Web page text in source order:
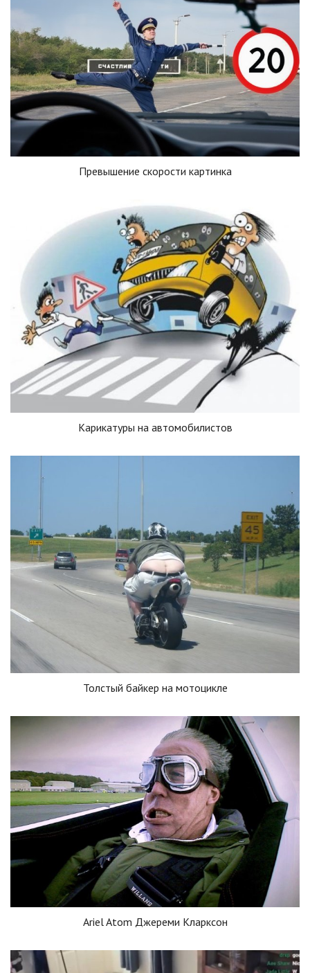
Превышение скорости картинка
Карикатуры на автомобилистов
Толстый байкер на мотоцикле
Ariel Atom Джереми Кларксон